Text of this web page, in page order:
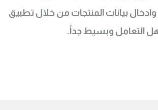
وادخال بيانات المنتجات من خلال تطبيق
التعامل وبسيط جداً.